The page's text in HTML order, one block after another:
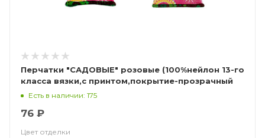
Перчатки "САДОВЫЕ" розовые (100%нейлон 13-го
класса вязки,с принтом,покрытие-прозрачный
нитрил)
Есть в наличии: 175
76 ₽
Цвет отделки